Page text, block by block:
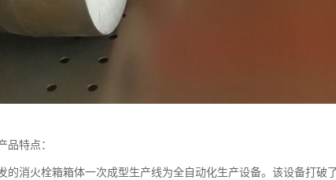
品特点：
的消火栓箱箱体一次成型生产线为全自动化生产设备。该设备打破